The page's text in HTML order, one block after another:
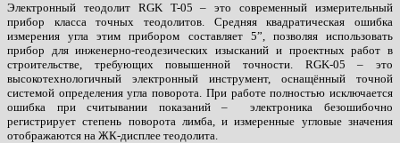
Электронный теодолит RGK T-05 – это современный измерительный
прибор класса точных теодолитов. Средняя квадратическая ошибка
измерения угла этим прибором составляет 5”, позволяя использовать
прибор для инженерно-геодезических изысканий и проектных работ в
строительстве, требующих повышенной точности. RGK-05 – это
высокотехнологичный электронный инструмент, оснащённый точной
системой определения угла поворота. При работе полностью исключается
ошибка при считывании показаний – электроника безошибочно
регистрирует степень поворота лимба, и измеренные угловые значения
отображаются на ЖК-дисплее теодолита.